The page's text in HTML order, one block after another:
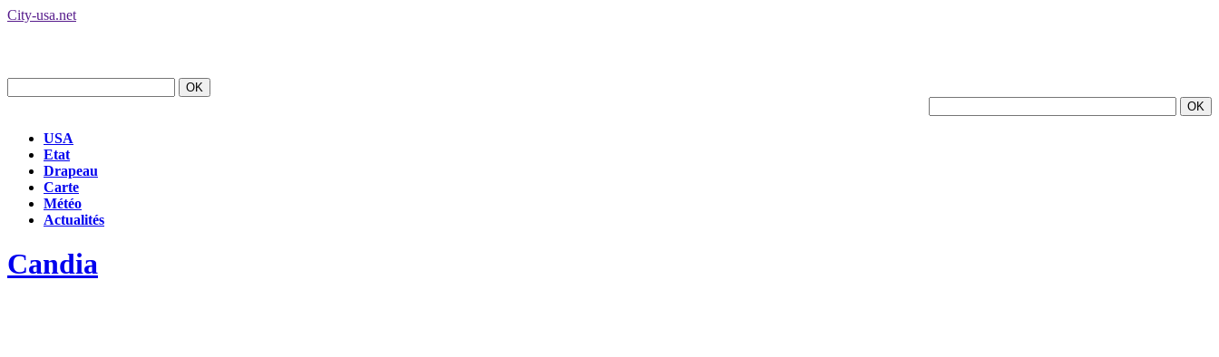
City-usa.net
USA
Etat
Drapeau
Carte
Météo
Actualités
Candia